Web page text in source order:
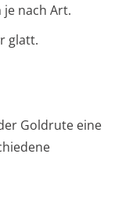
nach Art.
glatt.
Goldrute eine